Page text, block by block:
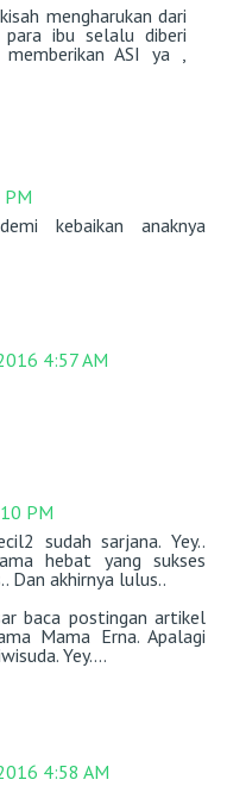
mengharukan dari
ibu selalu diberi
ASI ya ,
kebaikan anaknya
4:57 AM
PM
sudah sarjana. Yey..
hebat yang sukses
Dan akhirnya lulus..
baca postingan artikel
Mama Erna. Apalagi
Yey....
4:58 AM